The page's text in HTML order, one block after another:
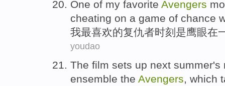
One of my favorite Avengers
cheating on a game of chance
我最喜欢的复仇者时刻 是鹰眼在
youdao
The film sets up next summer's
ensemble the Avengers, which